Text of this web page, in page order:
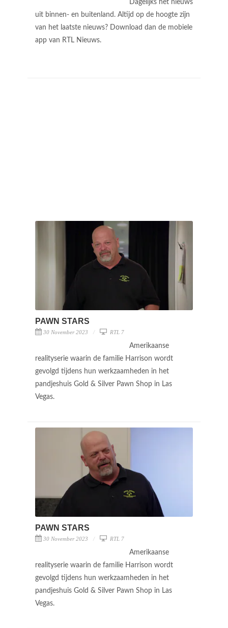
Dagelijks het nieuws
uit binnen- en buitenland. Altijd op de hoogte zijn
van het laatste nieuws? Download dan de mobiele
app van RTL Nieuws.
PAWN STARS
30 November 2023 RTL 7
Amerikaanse
realityserie waarin de familie Harrison wordt
gevolgd tijdens hun werkzaamheden in het
pandjeshuis Gold & Silver Pawn Shop in Las
Vegas.
PAWN STARS
30 November 2023 RTL 7
Amerikaanse
realityserie waarin de familie Harrison wordt
gevolgd tijdens hun werkzaamheden in het
pandjeshuis Gold & Silver Pawn Shop in Las
Vegas.